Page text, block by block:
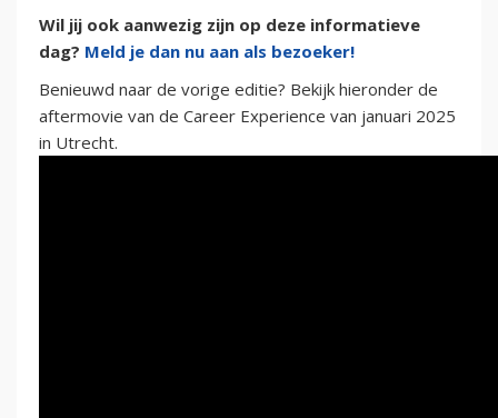
Wil jij ook aanwezig zijn op deze informatieve
dag? Meld je dan nu aan als bezoeker!
Benieuwd naar de vorige editie? Bekijk hieronder de
aftermovie van de Career Experience van januari 2025
in Utrecht.